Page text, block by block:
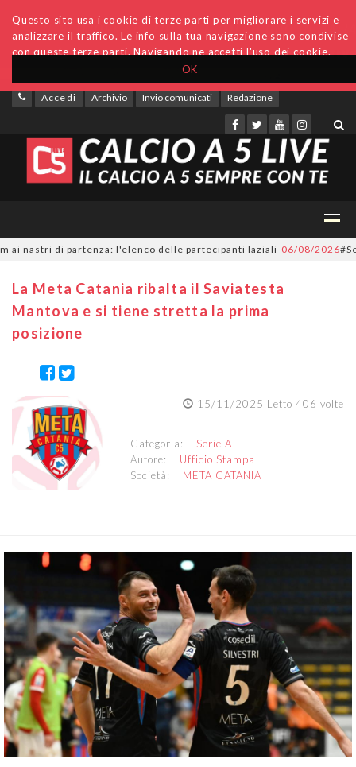
OK
Questo sito usa i cookie di terze parti per migliorare i servizi e
analizzare il traffico. Le info sulla tua navigazione sono condivise
con queste terze parti. Navigando ne accetti l'uso dei cookie.
Accedi Archivio Invio comunicati Redazione
di partenza: l'elenco delle partecipanti laziali 06/08/2026
La Meta Catania ribalta il Saviatesta
Mantova e si tiene stretta la prima
posizione
15/11/2025 Letto 406 volte
Categoria: Serie A
Autore: Ufficio Stampa
Società: META CATANIA